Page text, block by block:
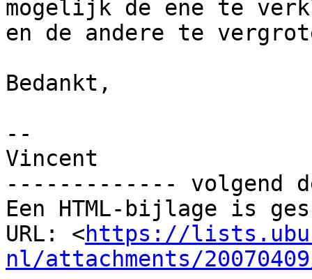
mogelijk de ene te
en de andere te
Bedankt,
--
Vincent
------------- volgend
Een HTML-bijlage is
URL: <https://
nl/attachments/